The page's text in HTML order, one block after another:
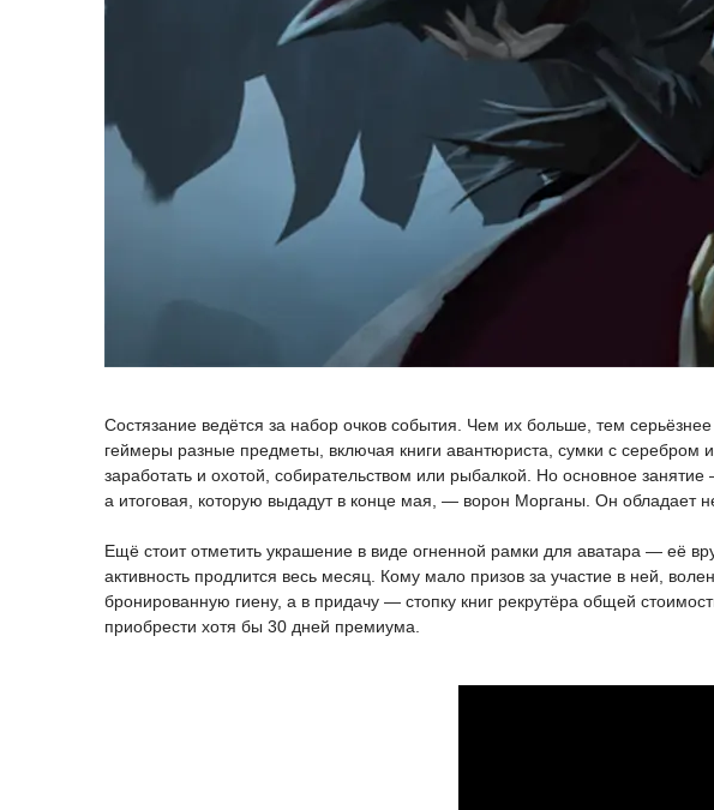
Состязание ведётся за набор очков события. Чем их больше, тем
геймеры разные предметы, включая книги авантюриста, сумки с
заработать и охотой, собирательством или рыбалкой. Но основное
а итоговая, которую выдадут в конце мая, — ворон Морганы. Он обладает
Ещё стоит отметить украшение в виде огненной рамки для аватара — её
активность продлится весь месяц. Кому мало призов за участие в ней,
бронированную гиену, а в придачу — стопку книг рекрутёра общей
приобрести хотя бы 30 дней премиума.